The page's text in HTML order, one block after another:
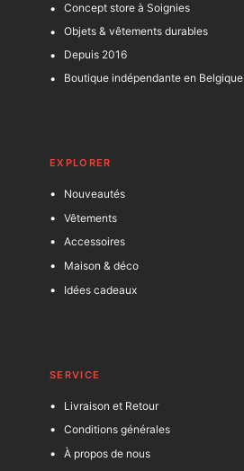
Concept store à Soignies
Objets & vêtements durables
Depuis 2016
Boutique indépendante en Belgique
EXPLORER
Nouveautés
Vêtements
Accessoires
Maison & déco
Idées cadeaux
SERVICE
Livraison et Retour
Conditions générales
À propos de nous